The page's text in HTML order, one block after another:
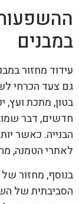
במבנים
עידוד מחזור
גם צעד הכרחי
בטון, מתכת ועץ,
חדשים, דבר
הבנייה. כאשר
לאתרי הטמנה,
בנוסף, מחזור של
הסביבתית של